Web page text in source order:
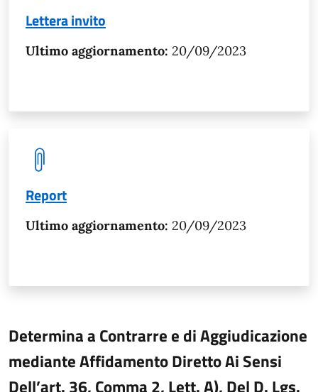
Lettera invito
Ultimo aggiornamento: 20/09/2023
Report
Ultimo aggiornamento: 20/09/2023
Determina a Contrarre e di Aggiudicazione
mediante Affidamento Diretto Ai Sensi
Dell’art. 36, Comma 2, Lett. A), Del D. Lgs.